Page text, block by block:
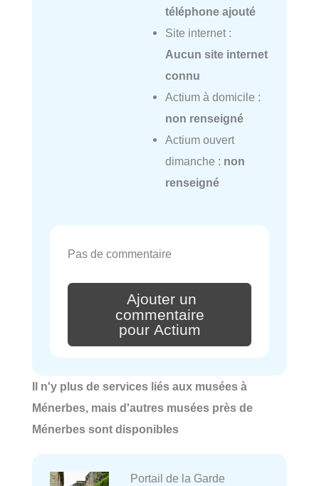
téléphone ajouté
Site internet :
Aucun site internet
connu
Actium à domicile :
non renseigné
Actium ouvert
dimanche : non
renseigné
Pas de commentaire
Ajouter un
commentaire
pour Actium
Il n'y plus de services liés aux musées à
Ménerbes, mais d'autres musées près de
Ménerbes sont disponibles
Portail de la Garde